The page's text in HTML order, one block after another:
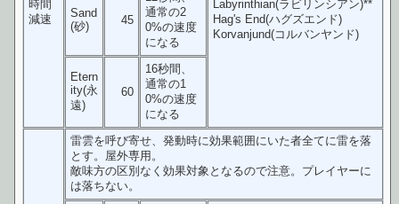
時間
減速
Labyrinthian(ラビリンシアン)**
Hag's End(ハグズエンド)
Korvanjund(コルバンヤンド)
Sand
(砂)
45
通常の2
0%の速度
になる
Etern
ity(永
遠)
60
16秒間、
通常の1
0%の速度
になる
雷雲を呼び寄せ、発動時に効果範囲にいた者全てに雷を落
とす。屋外専用。
敵味方の区別なく効果対象となるので注意。プレイヤーに
は落ちない。